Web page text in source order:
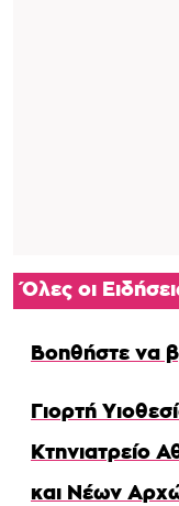
Όλες οι
Βοηθήστε να
Γιορτή
Κτηνιατρείο
και Νέων